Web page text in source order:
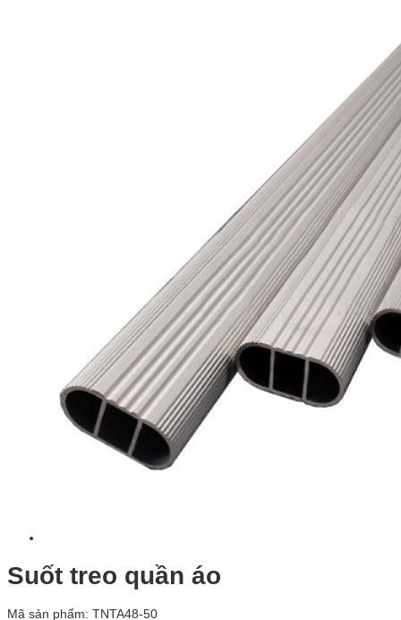
Suốt treo quần áo
Mã sản phẩm: TNTA48-50